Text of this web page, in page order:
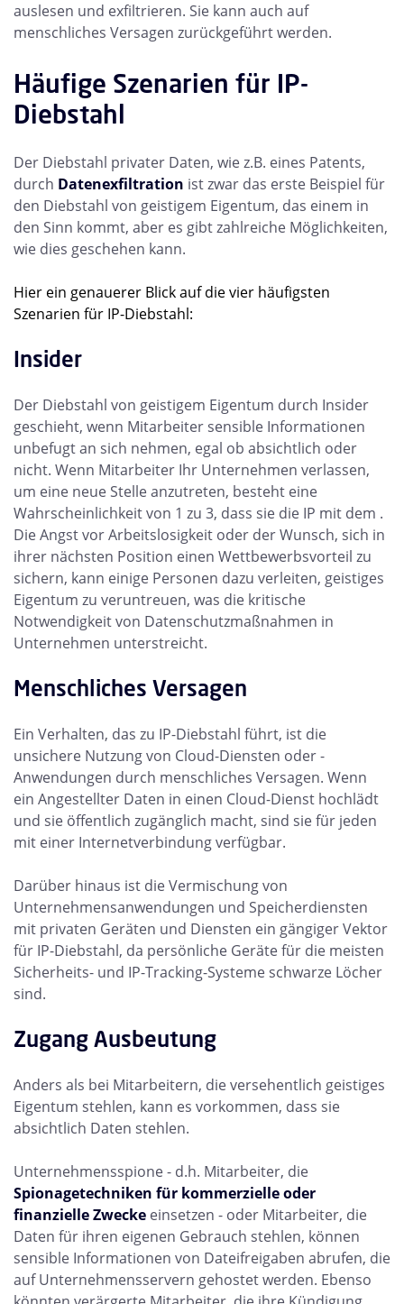
auslesen und exfiltrieren. Sie kann auch auf
menschliches Versagen zurückgeführt werden.
Häufige Szenarien für IP-
Diebstahl
Der Diebstahl privater Daten, wie z.B. eines Patents,
durch Datenexfiltration ist zwar das erste Beispiel für
den Diebstahl von geistigem Eigentum, das einem in
den Sinn kommt, aber es gibt zahlreiche Möglichkeiten,
wie dies geschehen kann.
Hier ein genauerer Blick auf die vier häufigsten
Szenarien für IP-Diebstahl:
Insider
Der Diebstahl von geistigem Eigentum durch Insider
geschieht, wenn Mitarbeiter sensible Informationen
unbefugt an sich nehmen, egal ob absichtlich oder
nicht. Wenn Mitarbeiter Ihr Unternehmen verlassen,
um eine neue Stelle anzutreten, besteht eine
Wahrscheinlichkeit von 1 zu 3, dass sie die IP mit dem .
Die Angst vor Arbeitslosigkeit oder der Wunsch, sich in
ihrer nächsten Position einen Wettbewerbsvorteil zu
sichern, kann einige Personen dazu verleiten, geistiges
Eigentum zu veruntreuen, was die kritische
Notwendigkeit von Datenschutzmaßnahmen in
Unternehmen unterstreicht.
Menschliches Versagen
Ein Verhalten, das zu IP-Diebstahl führt, ist die
unsichere Nutzung von Cloud-Diensten oder -
Anwendungen durch menschliches Versagen. Wenn
ein Angestellter Daten in einen Cloud-Dienst hochlädt
und sie öffentlich zugänglich macht, sind sie für jeden
mit einer Internetverbindung verfügbar.
Darüber hinaus ist die Vermischung von
Unternehmensanwendungen und Speicherdiensten
mit privaten Geräten und Diensten ein gängiger Vektor
für IP-Diebstahl, da persönliche Geräte für die meisten
Sicherheits- und IP-Tracking-Systeme schwarze Löcher
sind.
Zugang Ausbeutung
Anders als bei Mitarbeitern, die versehentlich geistiges
Eigentum stehlen, kann es vorkommen, dass sie
absichtlich Daten stehlen.
Unternehmensspione - d.h. Mitarbeiter, die
Spionagetechniken für kommerzielle oder
finanzielle Zwecke einsetzen - oder Mitarbeiter, die
Daten für ihren eigenen Gebrauch stehlen, können
sensible Informationen von Dateifreigaben abrufen, die
auf Unternehmensservern gehostet werden. Ebenso